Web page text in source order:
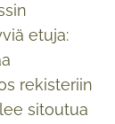
etuja:
rekisteriin
sitoutua